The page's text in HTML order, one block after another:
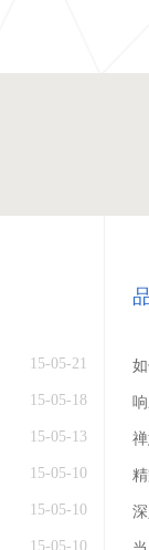
15-05-21
15-05-18
15-05-13
15-05-10
15-05-10
15-05-10